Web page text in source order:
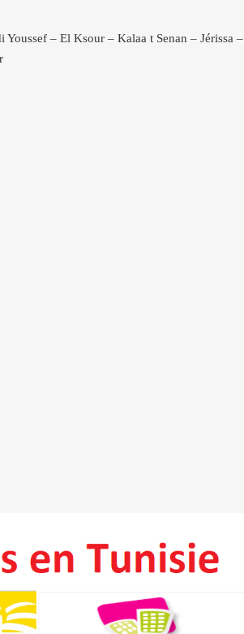
– El Ksour – Kalaa t Senan – Jérissa –